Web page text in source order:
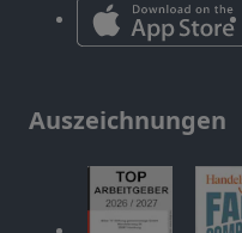
Auszeichnungen